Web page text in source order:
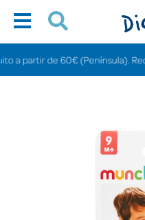
de 60€ (Península). Recíbelo